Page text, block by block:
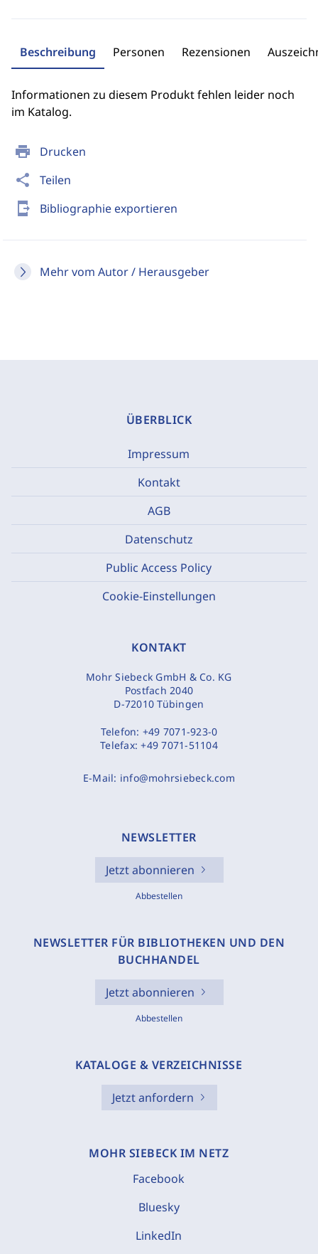
print Drucken
share Teilen
send_to_mobile Bibliographie exportieren
Mehr vom Autor / Herausgeber
Beschreibung Personen Rezensionen
Informationen zu diesem Produkt fehlen leider noch
im Katalog.
ÜBERBLICK
Impressum
Kontakt
AGB
Datenschutz
Public Access Policy
Cookie-Einstellungen
KONTAKT
Mohr Siebeck GmbH & Co. KG
Postfach 2040
D-72010 Tübingen
Telefon: +49 7071-923-0
Telefax:+49 7071-51104
E-Mail: info@mohrsiebeck.com
NEWSLETTER
Jetzt abonnieren
Abbestellen
NEWSLETTER FÜR BIBLIOTHEKEN UND DEN
BUCHHANDEL
Jetzt abonnieren
Abbestellen
KATALOGE & VERZEICHNISSE
Jetzt anfordern
MOHR SIEBECK IM NETZ
Facebook
Bluesky
LinkedIn